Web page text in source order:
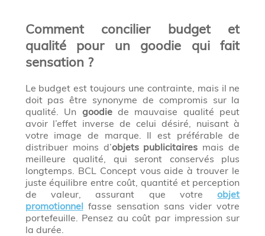
Comment concilier budget et
qualité pour un goodie qui fait
sensation ?
Le budget est toujours une contrainte, mais il ne
doit pas être synonyme de compromis sur la
qualité. Un goodiede mauvaise qualité peut
avoir l’effet inverse de celui désiré, nuisant à
votre image de marque. Il est préférable de
distribuer moins d’objets publicitaires mais de
meilleure qualité, qui seront conservés plus
longtemps. BCL Concept vous aide à trouver le
juste équilibre entre coût, quantité et perception
de valeur, assurant que votreobjet
promotionnelfasse sensation sans vider votre
portefeuille. Pensez au coût par impression sur
la durée.